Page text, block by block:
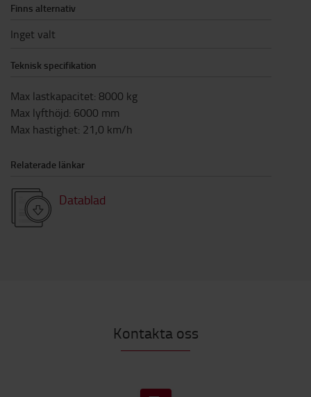
Finns alternativ
Inget valt
Teknisk specifikation
Max lastkapacitet: 8000 kg
Max lyfthöjd: 6000 mm
Max hastighet: 21,0 km/h
Relaterade länkar
Datablad
Kontakta oss